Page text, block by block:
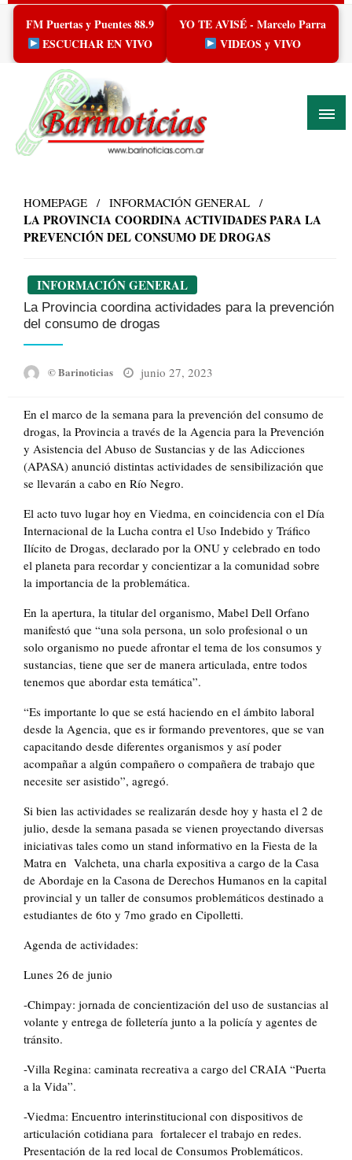
Skip
content
FM Puertas y Puentes 88.9
ESCUCHAR EN VIVO
YO TE AVISÉ - Marcelo Parra
VIDEOS y VIVO
HOMEPAGE INFORMACIÓN GENERAL
LA PROVINCIA COORDINA ACTIVIDADES PARA LA
PREVENCIÓN DEL CONSUMO DE DROGAS
INFORMACIÓN GENERAL
La Provincia coordina actividades para la prevención
del consumo de drogas
© Barinoticias
Posted
junio 27, 2023
En el marco de la semana para la prevención del consumo de
drogas, la Provincia a través de la Agencia para la Prevención
y Asistencia del Abuso de Sustancias y de las Adicciones
(APASA) anunció distintas actividades de sensibilización que
se llevarán a cabo en Río Negro.
El acto tuvo lugar hoy en Viedma, en coincidencia con el Día
Internacional de la Lucha contra el Uso Indebido y Tráfico
Ilícito de Drogas, declarado por la ONU y celebrado en todo
el planeta para recordar y concientizar a la comunidad sobre
la importancia de la problemática.
En la apertura, la titular del organismo, Mabel Dell Orfano
manifestó que “una sola persona, un solo profesional o un
solo organismo no puede afrontar el tema de los consumos y
sustancias, tiene que ser de manera articulada, entre todos
tenemos que abordar esta temática”.
“Es importante lo que se está haciendo en el ámbito laboral
desde la Agencia, que es ir formando preventores, que se van
capacitando desde diferentes organismos y así poder
acompañar a algún compañero o compañera de trabajo que
necesite ser asistido”, agregó.
Si bien las actividades se realizarán desde hoy y hasta el 2 de
julio, desde la semana pasada se vienen proyectando diversas
iniciativas tales como un stand informativo en la Fiesta de la
Matra en Valcheta, una charla expositiva a cargo de la Casa
de Abordaje en la Casona de Derechos Humanos en la capital
provincial y un taller de consumos problemáticos destinado a
estudiantes de 6to y 7mo grado en Cipolletti.
Agenda de actividades:
Lunes 26 de junio
-Chimpay: jornada de concientización del uso de sustancias al
volante y entrega de folletería junto a la policía y agentes de
tránsito.
-Villa Regina: caminata recreativa a cargo del CRAIA “Puerta
a la Vida”.
-Viedma: Encuentro interinstitucional con dispositivos de
articulación cotidiana para fortalecer el trabajo en redes.
Presentación de la red local de Consumos Problemáticos.